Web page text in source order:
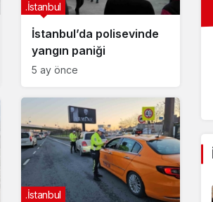
İstanbul’da polisevinde
yangın paniği
.İstanbul
5 ay önce
.İstanbul